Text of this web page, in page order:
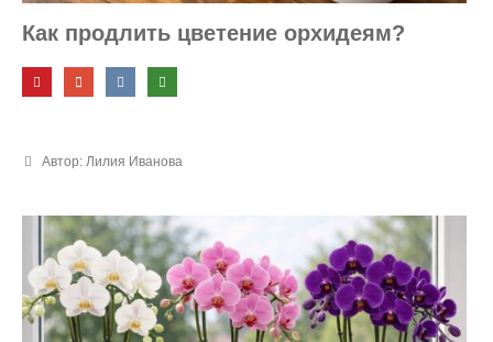
Как продлить цветение орхидеям?
Автор: Лилия Иванова